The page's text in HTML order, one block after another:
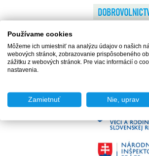
Používame cookies
Môžeme ich umiestniť na analýzu údajov o našich
webových stránok, zobrazovanie prispôsobeného
zážitku z webových stránok. Pre viac informácií o
nastavenia.
Zamietnuť Nie, uprav